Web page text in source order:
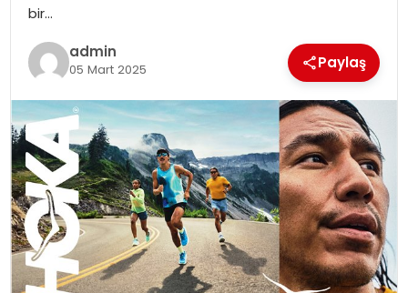
OTOMOBIL
bir…
admin
05 Mart 2025 Paylaş